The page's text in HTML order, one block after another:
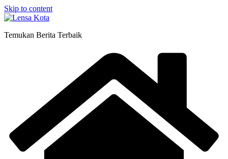
Skip to content
Temukan Berita Terbaik